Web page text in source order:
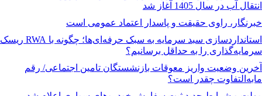
انتقال آب در سال 1405 آغاز شد
خبرنگار، راوی حقیقت و پاسدار اعتماد عمومی است
استانداردسازی سبد سرمایه به سبک حرفه‌ای‌ها؛ چگونه با RWA ریسک
سرمایه‌گذاری را به حداقل برسانیم؟
آخرین وضعیت واریز معوقات بازنشستگان تامین اجتماعی/ رقم
مابه‌التفاوت چقدر است؟